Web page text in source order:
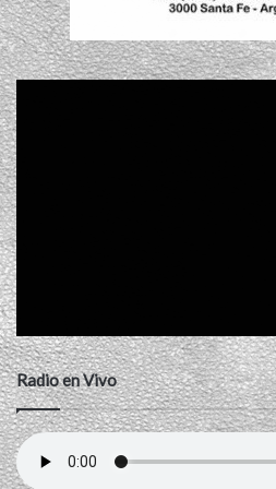
Radio en Vivo